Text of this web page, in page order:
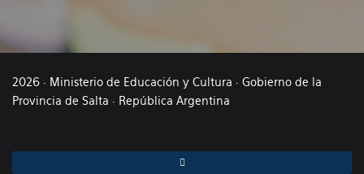
2026 · Ministerio de Educación y Cultura · Gobierno de la
Provincia de Salta · República Argentina